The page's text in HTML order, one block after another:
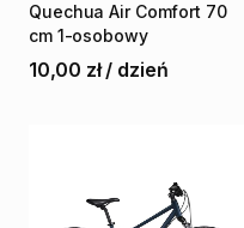
Quechua Air Comfort 70
cm 1-osobowy
10,00 zł / dzień